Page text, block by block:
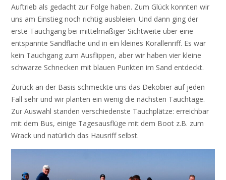
Auftrieb als gedacht zur Folge haben. Zum Glück konnten wir
uns am Einstieg noch richtig ausbleien. Und dann ging der
erste Tauchgang bei mittelmäßiger Sichtweite über eine
entspannte Sandfläche und in ein kleines Korallenriff. Es war
kein Tauchgang zum Ausflippen, aber wir haben vier kleine
schwarze Schnecken mit blauen Punkten im Sand entdeckt.
Zurück an der Basis schmeckte uns das Dekobier auf jeden
Fall sehr und wir planten ein wenig die nächsten Tauchtage.
Zur Auswahl standen verschiedenste Tauchplätze: erreichbar
mit dem Bus, einige Tagesausflüge mit dem Boot z.B. zum
Wrack und natürlich das Hausriff selbst.